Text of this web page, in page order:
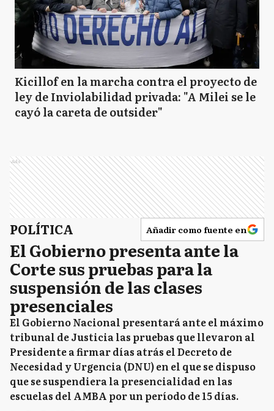
Kicillof en la marcha contra el proyecto de
ley de Inviolabilidad privada: "A Milei se le
cayó la careta de outsider"
Ads
POLÍTICA Añadir como fuente en
El Gobierno presenta ante la
Corte sus pruebas para la
suspensión de las clases
presenciales
El Gobierno Nacional presentará ante el máximo
tribunal de Justicia las pruebas que llevaron al
Presidente a firmar días atrás el Decreto de
Necesidad y Urgencia (DNU) en el que se dispuso
que se suspendiera la presencialidad en las
escuelas del AMBA por un período de 15 días.